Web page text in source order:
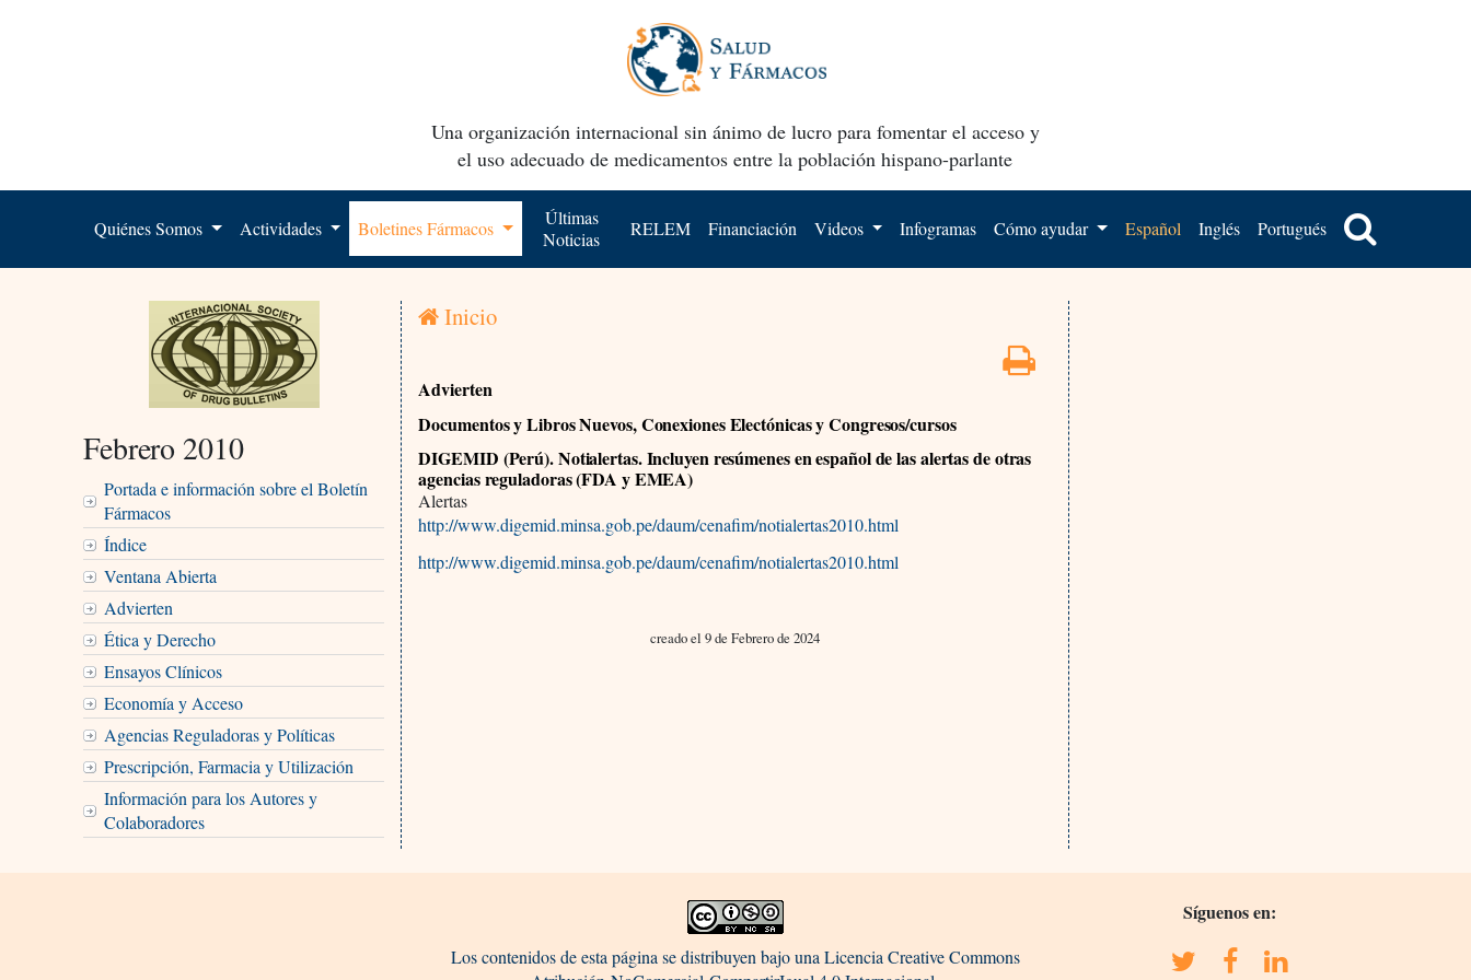
Una organización internacional sin ánimo de lucro para fomentar el acceso y
el uso adecuado de medicamentos entre la población hispano-parlante
Quiénes Somos Actividades Boletines Fármacos
Últimas
Noticias
RELEM Financiación Videos Infogramas Cómo ayudar Español Inglés Portugués
Febrero 2010
Portada e información sobre el Boletín
Fármacos
Índice
Ventana Abierta
Advierten
Ética y Derecho
Ensayos Clínicos
Economía y Acceso
Agencias Reguladoras y Políticas
Prescripción, Farmacia y Utilización
Información para los Autores y
Colaboradores
Inicio
Advierten
Documentos y Libros Nuevos, Conexiones Electónicas y Congresos/cursos
DIGEMID (Perú). Notialertas. Incluyen resúmenes en español de las alertas de otras
agencias reguladoras (FDA y EMEA)
Alertas
http://www.digemid.minsa.gob.pe/daum/cenafim/notialertas2010.html
http://www.digemid.minsa.gob.pe/daum/cenafim/notialertas2010.html
creado el 9 de Febrero de 2024
Los contenidos de esta página se distribuyen bajo una Licencia Creative Commons
Síguenos en: